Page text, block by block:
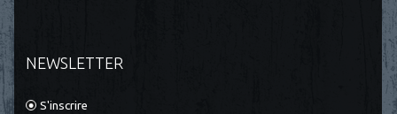
NEWSLETTER
S'inscrire